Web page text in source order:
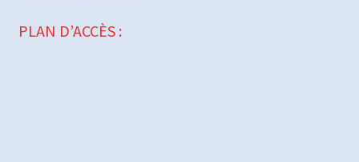
PLAN D’ACCÈS :